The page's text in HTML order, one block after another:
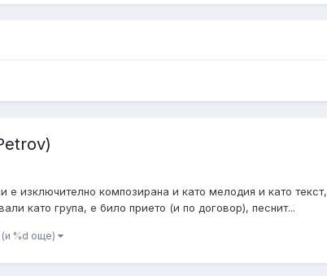
е изключително композирана и като мелодия и като
като група, е било прието (и по договор), песнит...
(и %d още)